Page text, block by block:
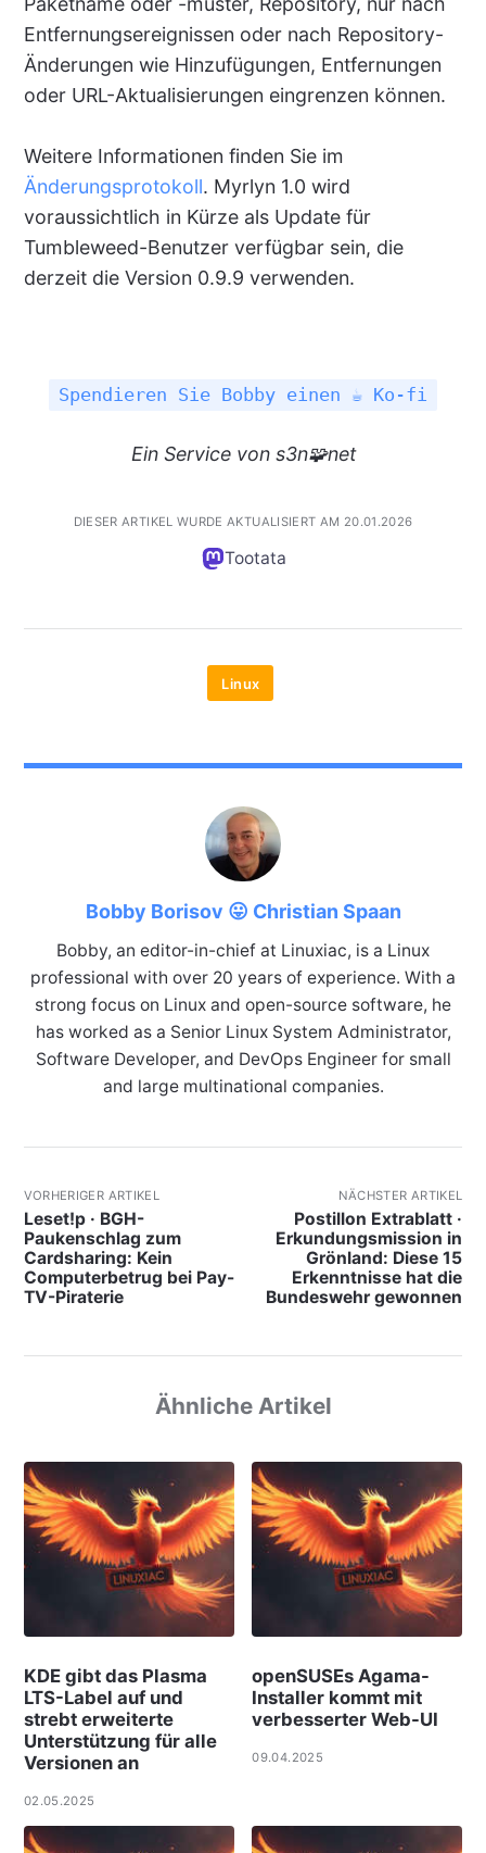
Entfernungsereignissen oder nach Repository-
Änderungen wie Hinzufügungen, Entfernungen
oder URL-Aktualisierungen eingrenzen können.
Weitere Informationen finden Sie im
Änderungsprotokoll. Myrlyn 1.0 wird
voraussichtlich in Kürze als Update für
Tumbleweed-Benutzer verfügbar sein, die
derzeit die Version 0.9.9 verwenden.
Spendieren Sie Bobby einen ☕ Ko-fi
Ein Servicevon s3n🧩net
DIESER ARTIKEL WURDE AKTUALISIERT AM 20.01.2026
Tootata
Linux
Bobby Borisov 😛 Christian Spaan
Bobby, an editor-in-chief at Linuxiac, is a Linux
professional with over 20 years of experience. With a
strong focus on Linux and open-source software, he
has worked as a Senior Linux System Administrator,
Software Developer, and DevOps Engineer for small
and large multinational companies.
VORHERIGER ARTIKEL
Leset!p · BGH-
Paukenschlag zum
Cardsharing: Kein
Computerbetrug bei Pay-
TV-Piraterie
NÄCHSTER ARTIKEL
Postillon Extrablatt ·
Erkundungsmission in
Grönland: Diese 15
Erkenntnisse hat die
Bundeswehr gewonnen
Ähnliche Artikel
KDE gibt das Plasma
LTS-Label auf und
strebt erweiterte
Unterstützung für alle
Versionen an
02.05.2025
openSUSEs Agama-
Installer kommt mit
verbesserter Web-UI
09.04.2025